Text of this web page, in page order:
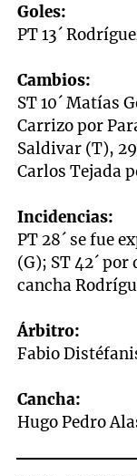
Goles:
PT 13´
Cambios:
ST 10´ Matías
Carrizo por
Saldivar (T),
Carlos Tejada
Incidencias:
PT 28´ se fue
(G); ST 42´
cancha
Árbitro:
Fabio
Cancha:
Hugo Pedro